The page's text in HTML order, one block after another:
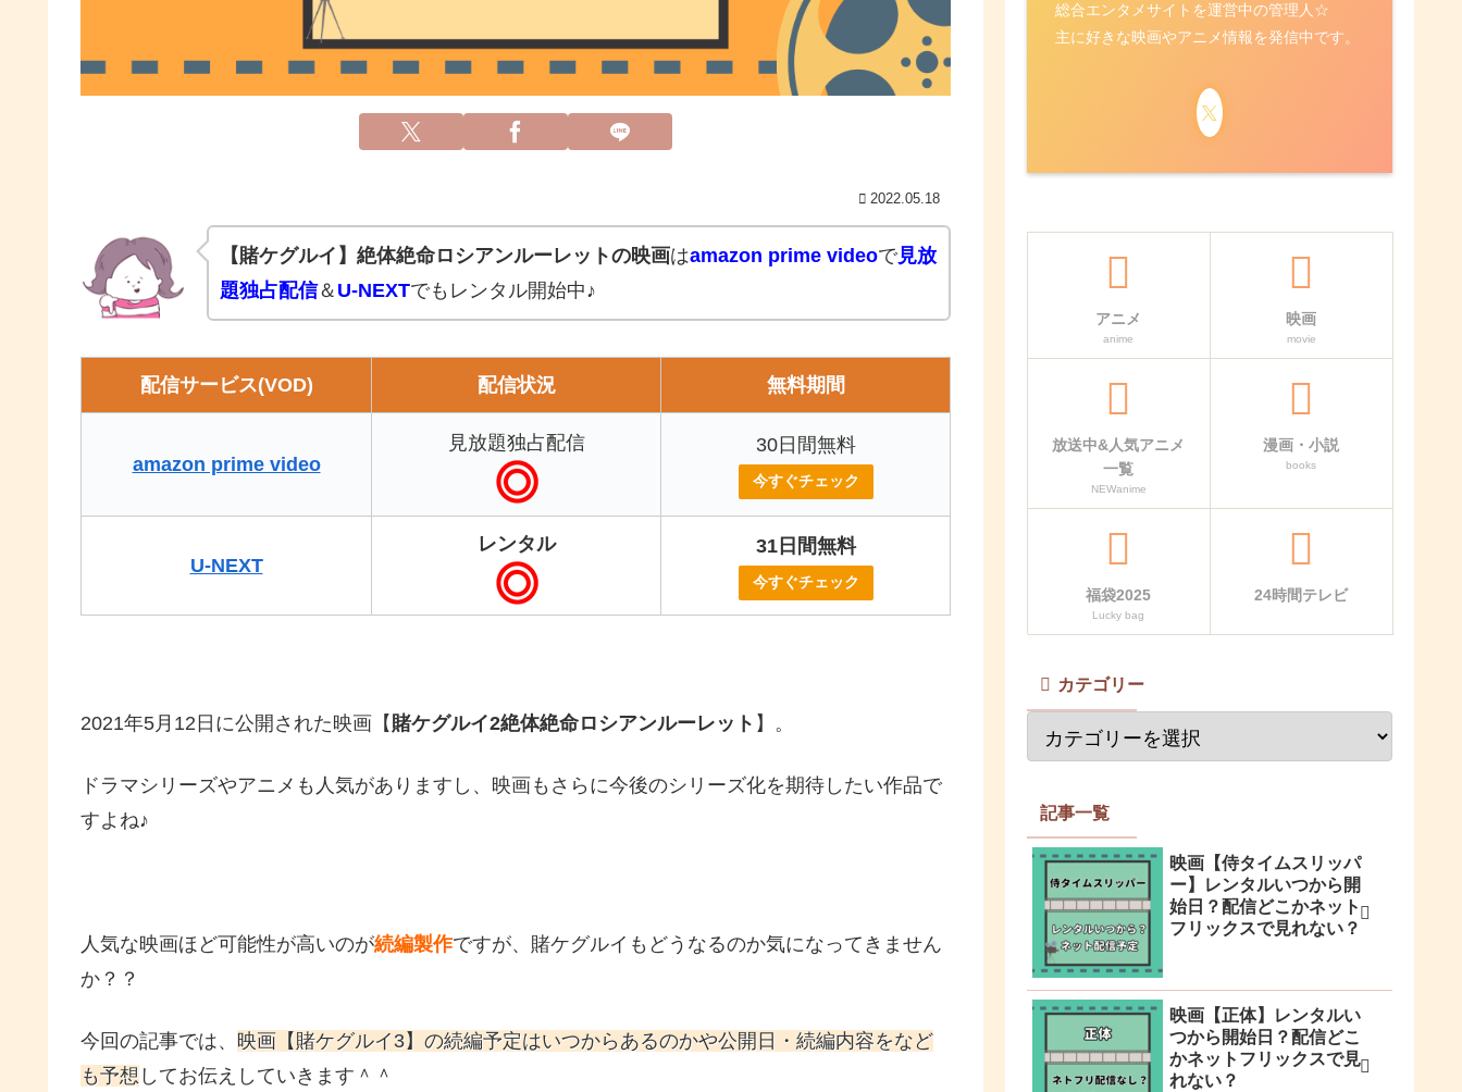
2022.05.18
【賭ケグルイ】絶体絶命ロシアンルーレットの映画はamazon prime videoで見放
題独占配信＆ U-NEXTでもレンタル開始中♪
配信サービス(VOD) 配信状況 無料期間
amazon prime video
見放題独占配信 30日間無料
今すぐチェック
U-NEXT
レンタル 31日間無料
今すぐチェック
2021年5月12日に公開された映画【 賭ケグルイ2絶体絶命ロシアンルーレット 】。
ドラマシリーズやアニメも人気がありますし、映画もさらに今後のシリーズ化を期待したい作品で
すよね♪
人気な映画ほど可能性が高いのが続編製作ですが、賭ケグルイもどうなるのか気になってきません
か？？
今回の記事では、 映画【賭ケグルイ3】の続編予定はいつからあるのかや公開日・続編内容をなど
も予想 してお伝えしていきます＾＾
総合エンタメサイトを運営中の管理人☆
主に好きな映画やアニメ情報を発信中です。
アニメ
anime
映画
movie
放送中&人気アニメ
一覧
NEWanime
漫画・小説
books
福袋2025
Lucky bag
24時間テレビ
カテゴリー
記事一覧
映画【侍タイムスリッパ
ー】レンタルいつから開
始日？配信どこかネット
フリックスで見れない？
映画【正体】レンタルい
つから開始日？配信どこ
かネットフリックスで見
れない？